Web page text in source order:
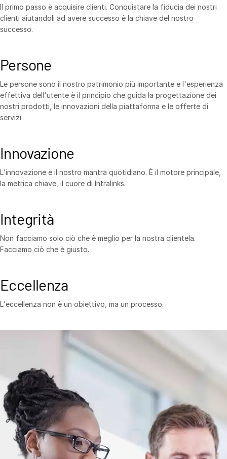
Il primo passo è acquisire clienti. Conquistare la fiducia dei nostri
clienti aiutandoli ad avere successo è la chiave del nostro
successo.
Persone
Le persone sono il nostro patrimonio più importante e l'esperienza
effettiva dell'utente è il principio che guida la progettazione dei
nostri prodotti, le innovazioni della piattaforma e le offerte di
servizi.
Innovazione
L'innovazione è il nostro mantra quotidiano. È il motore principale,
la metrica chiave, il cuore di Intralinks.
Integrità
Non facciamo solo ciò che è meglio per la nostra clientela.
Facciamo ciò che è giusto.
Eccellenza
L'eccellenza non è un obiettivo, ma un processo.